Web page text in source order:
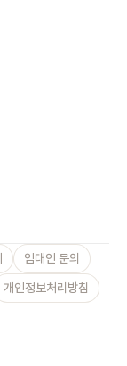
임대인 문의
개인정보처리방침